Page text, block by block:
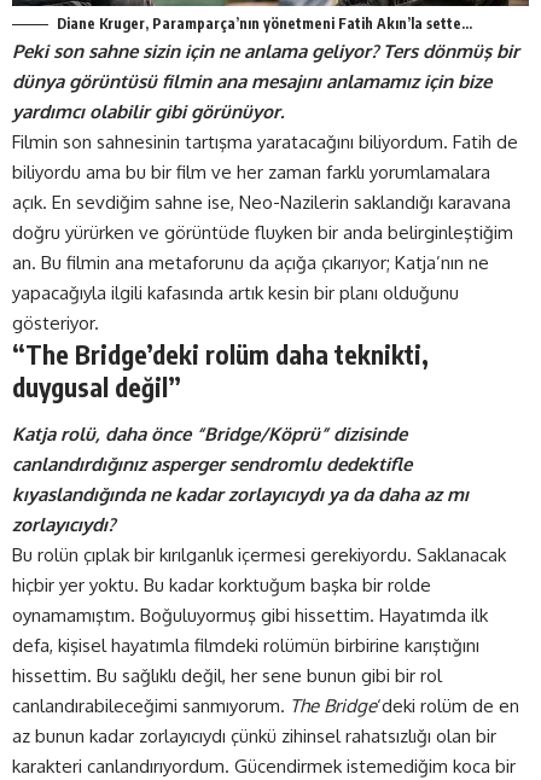
Diane Kruger, Paramparça’nın yönetmeni Fatih Akın’la sette…
Peki son sahne sizin için ne anlama geliyor? Ters dönmüş bir
dünya görüntüsü filmin ana mesajını anlamamız için bize
yardımcı olabilir gibi görünüyor.
Filmin son sahnesinin tartışma yaratacağını biliyordum. Fatih de
biliyordu ama bu bir film ve her zaman farklı yorumlamalara
açık. En sevdiğim sahne ise, Neo-Nazilerin saklandığı karavana
doğru yürürken ve görüntüde fluyken bir anda belirginleştiğim
an. Bu filmin ana metaforunu da açığa çıkarıyor; Katja’nın ne
yapacağıyla ilgili kafasında artık kesin bir planı olduğunu
gösteriyor.
“The Bridge’deki rolüm daha teknikti,
duygusal değil”
Katja rolü, daha önce “Bridge/Köprü” dizisinde
canlandırdığınız asperger sendromlu dedektifle
kıyaslandığında ne kadar zorlayıcıydı ya da daha az mı
zorlayıcıydı?
Bu rolün çıplak bir kırılganlık içermesi gerekiyordu. Saklanacak
hiçbir yer yoktu. Bu kadar korktuğum başka bir rolde
oynamamıştım. Boğuluyormuş gibi hissettim. Hayatımda ilk
defa, kişisel hayatımla filmdeki rolümün birbirine karıştığını
hissettim. Bu sağlıklı değil, her sene bunun gibi bir rol
canlandırabileceğimi sanmıyorum. The Bridge‘deki rolüm de en
az bunun kadar zorlayıcıydı çünkü zihinsel rahatsızlığı olan bir
karakteri canlandırıyordum. Gücendirmek istemediğim koca bir